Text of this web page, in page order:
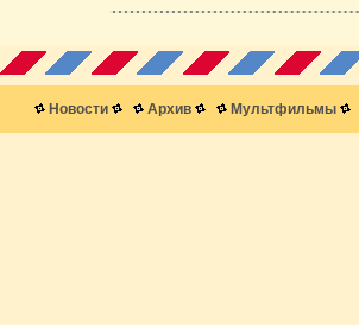
Новости Архив Мультфильмы